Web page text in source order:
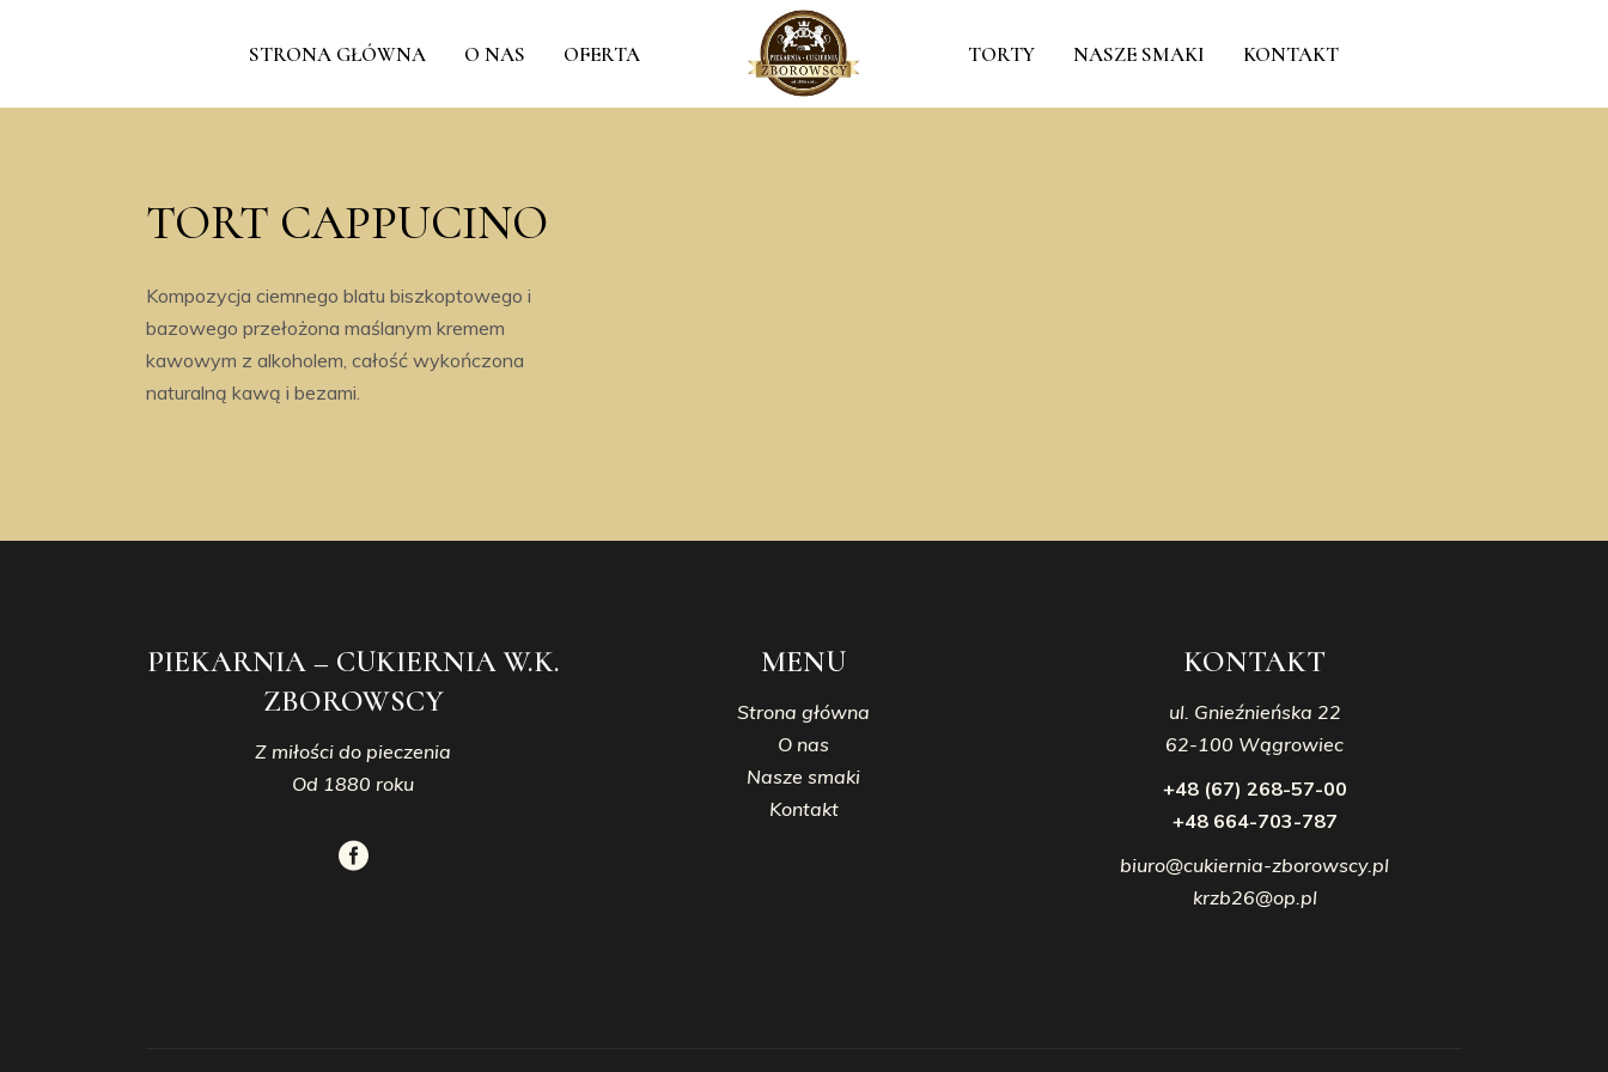
STRONA GŁÓWNA O NAS OFERTA TORTY NASZE SMAKI KONTAKT
TORT CAPPUCINO
Kompozycja ciemnego blatu biszkoptowego i
bazowego przełożona maślanym kremem
kawowym z alkoholem, całość wykończona
naturalną kawą i bezami.
PIEKARNIA – CUKIERNIA W.K.
ZBOROWSCY
Z miłości do pieczenia
Od 1880 roku
MENU
Strona główna
O nas
Nasze smaki
Kontakt
KONTAKT
ul. Gnieźnieńska 22
62-100 Wągrowiec
+48 (67) 268-57-00
+48 664-703-787
biuro@cukiernia-zborowscy.pl
krzb26@op.pl